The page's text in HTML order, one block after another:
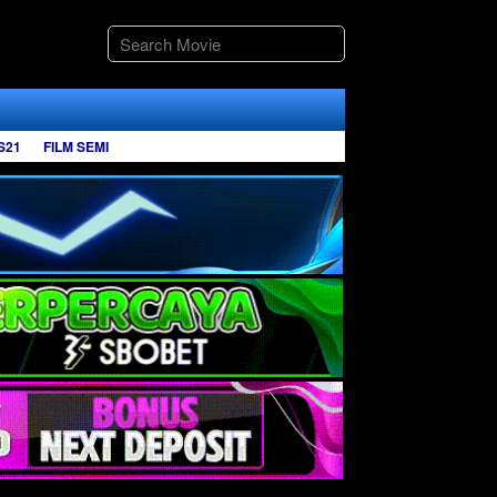
FILM SEMI